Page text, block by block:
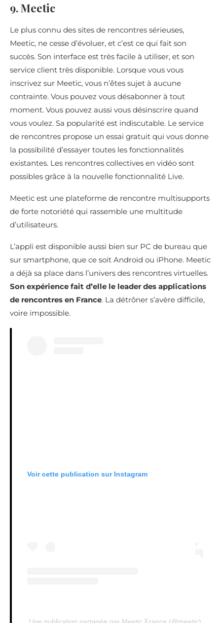
9. Meetic
Le plus connu des sites de rencontres sérieuses,
Meetic, ne cesse d’évoluer, et c’est ce qui fait son
succès. Son interface est très facile à utiliser, et son
service client très disponible. Lorsque vous vous
inscrivez sur Meetic, vous n’êtes sujet à aucune
contrainte. Vous pouvez vous désabonner à tout
moment. Vous pouvez aussi vous désinscrire quand
vous voulez. Sa popularité est indiscutable. Le service
de rencontres propose un essai gratuit qui vous donne
la possibilité d’essayer toutes les fonctionnalités
existantes. Les rencontres collectives en vidéo sont
possibles grâce à la nouvelle fonctionnalité Live.
Meetic est une plateforme de rencontre multisupports
de forte notoriété qui rassemble une multitude
d’utilisateurs.
L’appli est disponible aussi bien sur PC de bureau que
sur smartphone, que ce soit Android ou iPhone. Meetic
a déjà sa place dans l’univers des rencontres virtuelles.
Son expérience fait d’elle le leader des applications
de rencontres en France. La détrôner s’avère difficile,
voire impossible.
Voir cette publication sur Instagram